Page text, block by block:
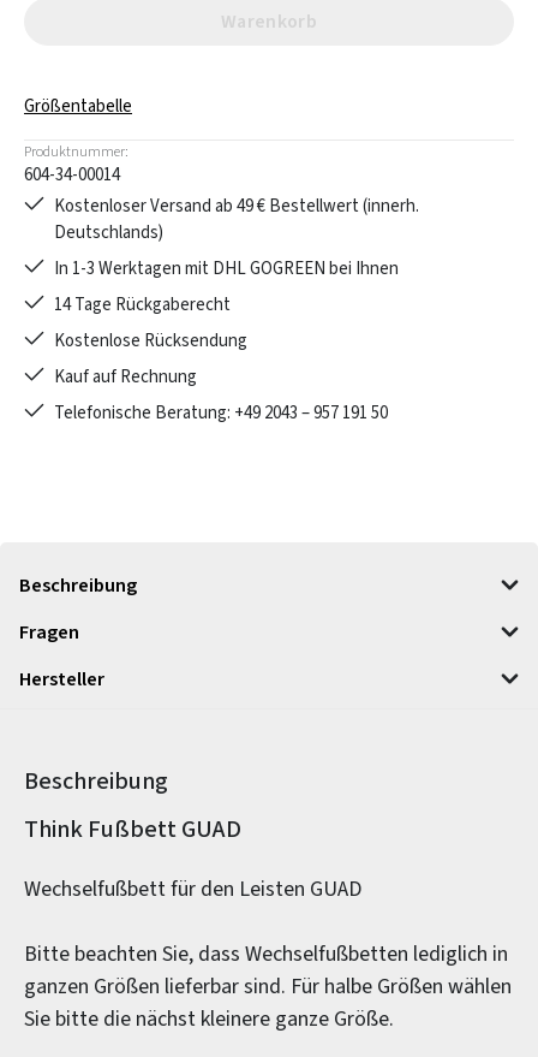
Warenkorb
Größentabelle
Produktnummer:
604-34-00014
Kostenloser Versand ab 49 € Bestellwert (innerh.
Deutschlands)
In 1-3 Werktagen mit DHL GOGREEN bei Ihnen
14 Tage Rückgaberecht
Kostenlose Rücksendung
Kauf auf Rechnung
Telefonische Beratung: +49 2043 – 957 191 50
Beschreibung
Fragen
Hersteller
Beschreibung
Produktinformationen
Think Fußbett GUAD
Wechselfußbett für den Leisten GUAD
Bitte beachten Sie, dass Wechselfußbetten lediglich in
ganzen Größen lieferbar sind. Für halbe Größen wählen
Sie bitte die nächst kleinere ganze Größe.